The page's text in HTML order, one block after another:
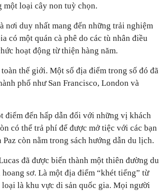
một loại cây non tuỳ chọn.
nơi duy nhất mang đến những trải nghiệm
có một quán cà phê do các tù nhân điều
hoạt động từ thiện hàng năm.
thế giới. Một số địa điểm trong số đó đã
phố như San Francisco, London và
điểm đến hấp dẫn đối với những vị khách
có thể trả phí để được mở tiệc với các bạn
còn nằm trong sách hướng dẫn du lịch.
đã được biến thành một thiên đường du
sơ. Là một địa điểm “khét tiếng” từ
là khu vực di sản quốc gia. Mọi người